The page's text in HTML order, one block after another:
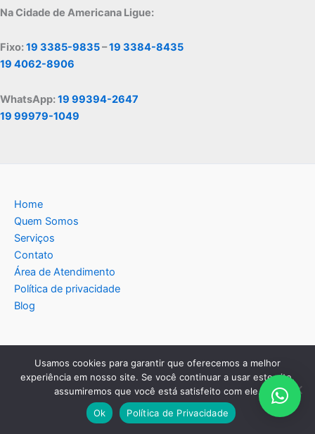
Na Cidade de Americana Ligue:
Fixo:19 3385-9835–19 3384-8435
19 4062-8906
WhatsApp:19 99394-2647
19 99979-1049
Home
Quem Somos
Serviços
Contato
Área de Atendimento
Política de privacidade
Blog
Copyright © 2026 Americana Assistência Técnica
Eletrodomésticos | Criado por: MKT Produtos Digitais.
Usamos cookies para garantir que oferecemos a melhor
experiência em nosso site. Se você continuar a usar este site,
assumiremos que você está satisfeito com ele.
Ok
Política de Privacidade